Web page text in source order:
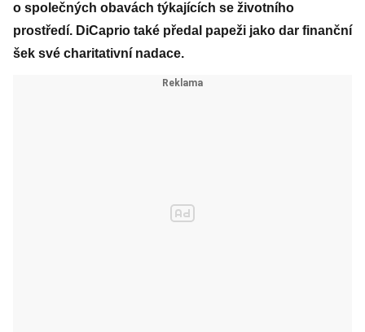
o společných obavách týkajících se životního
prostředí. DiCaprio také předal papeži jako dar finanční
šek své charitativní nadace.